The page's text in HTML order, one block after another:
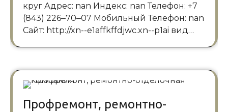
круг Адрес: nan Индекс: nan Телефон: +7
(843) 226‒70‒07 Мобильный Телефон: nan
Сайт: http://xn--e1affkffdjwc.xn--p1ai вид…
Профремонт, ремонтно-